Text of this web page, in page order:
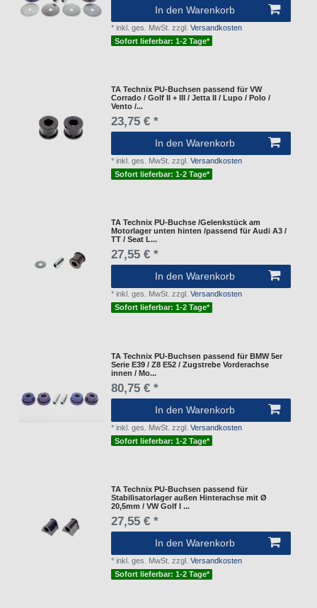
In den Warenkorb
*inkl. ges. MwSt. zzgl.Versandkosten
Sofort lieferbar: 1-2 Tage*
TA Technix PU-Buchsen passend für VW
Corrado / Golf II + III / Jetta II / Lupo / Polo /
Vento /...
23,75 € *
In den Warenkorb
*inkl. ges. MwSt. zzgl.Versandkosten
Sofort lieferbar: 1-2 Tage*
TA Technix PU-Buchse /Gelenkstück am
Motorlager unten hinten /passend für Audi A3 /
TT / Seat L...
27,55 € *
In den Warenkorb
*inkl. ges. MwSt. zzgl.Versandkosten
Sofort lieferbar: 1-2 Tage*
TA Technix PU-Buchsen passend für BMW 5er
Serie E39 / Z8 E52 / Zugstrebe Vorderachse
innen / Mo...
80,75 € *
In den Warenkorb
*inkl. ges. MwSt. zzgl.Versandkosten
Sofort lieferbar: 1-2 Tage*
TA Technix PU-Buchsen passend für
Stabilisatorlager außen Hinterachse mit Ø
20,5mm / VW Golf I ...
27,55 € *
In den Warenkorb
*inkl. ges. MwSt. zzgl.Versandkosten
Sofort lieferbar: 1-2 Tage*